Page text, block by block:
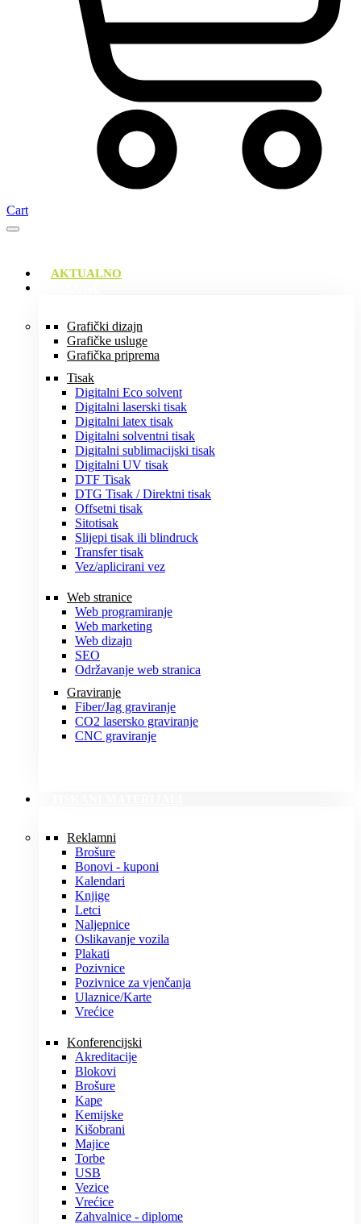
Cart
AKTUALNO
Grafički dizajn
Grafičke usluge
Grafička priprema
Tisak
Digitalni Eco solvent
Digitalni laserski tisak
Digitalni latex tisak
Digitalni solventni tisak
Digitalni sublimacijski tisak
Digitalni UV tisak
DTF Tisak
DTG Tisak / Direktni tisak
Offsetni tisak
Sitotisak
Slijepi tisak ili blindruck
Transfer tisak
Vez/aplicirani vez
Web stranice
Web programiranje
Web marketing
Web dizajn
SEO
Održavanje web stranica
Graviranje
Fiber/Jag graviranje
CO2 lasersko graviranje
CNC graviranje
Reklamni
Brošure
Bonovi - kuponi
Kalendari
Knjige
Letci
Naljepnice
Oslikavanje vozila
Plakati
Pozivnice
Pozivnice za vjenčanja
Ulaznice/Karte
Vrećice
Konferencijski
Akreditacije
Blokovi
Brošure
Kape
Kemijske
Kišobrani
Majice
Torbe
USB
Vezice
Vrećice
Zahvalnice - diplome